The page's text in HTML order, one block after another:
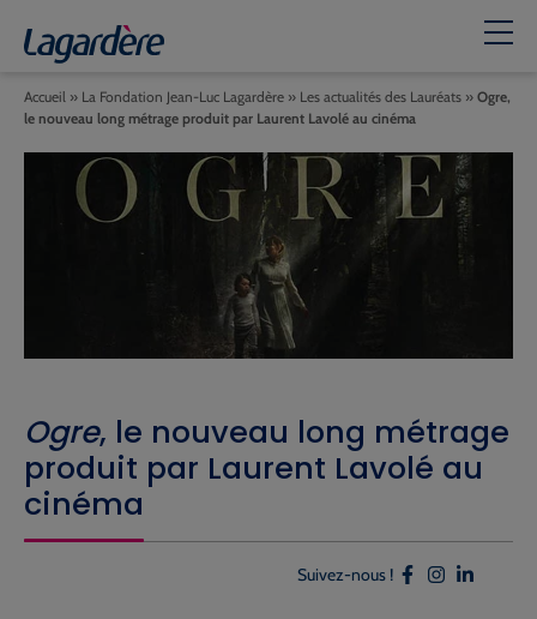
Ogre, le nouveau long métrage
produit par Laurent Lavolé au
cinéma
Accueil » La Fondation Jean-Luc Lagardère » Les actualités des Lauréats » Ogre,
le nouveau long métrage produit par Laurent Lavolé au cinéma
Suivez-nous !